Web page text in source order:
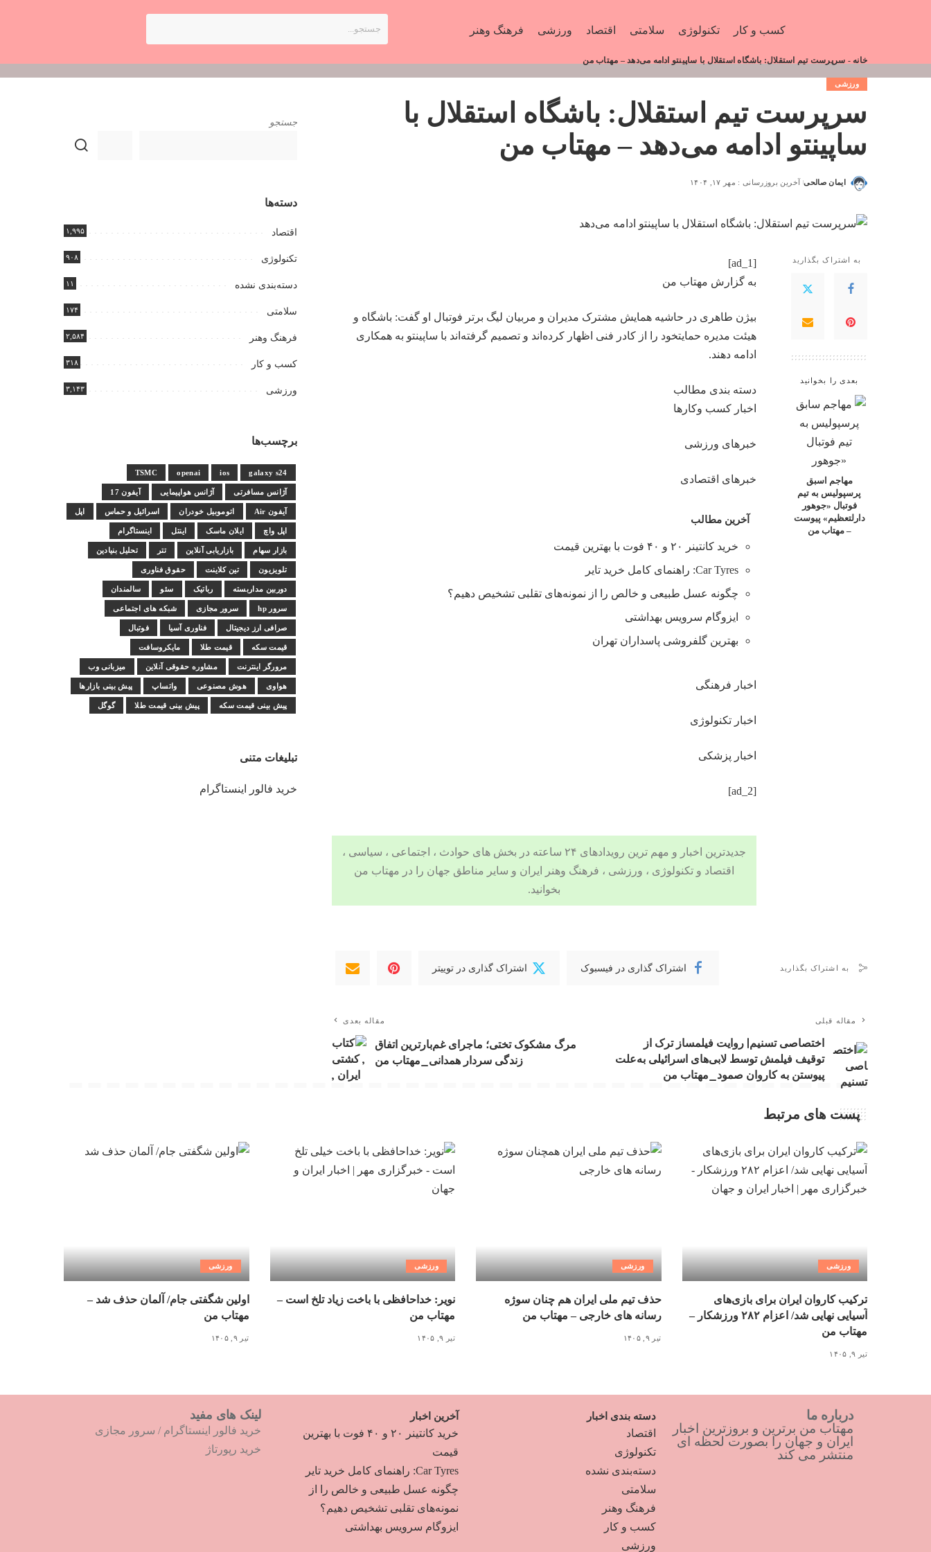
کسب و کار تکنولوژی سلامتی اقتصاد ورزشی فرهنگ وهنر
خانه - سرپرست تیم استقلال: باشگاه استقلال با ساپینتو ادامه می‌دهد – مهتاب من
ورزشی
سرپرست تیم استقلال: باشگاه استقلال با
ساپینتو ادامه می‌دهد – مهتاب من
ایمان صالحی آخرین بروزرسانی : مهر ۱۷, ۱۴۰۴
به اشتراک بگذارید
بعدی را بخوانید
مهاجم اسبق
پرسپولیس به تیم
فوتبال «جوهور
دارلتعظیم» پیوست
– مهتاب من
[ad_1]
به گزارش مهتاب من
بیژن طاهری در حاشیه همایش مشترک مدیران و مربیان لیگ برتر فوتبال او گفت: باشگاه و
هیئت مدیره حمایتخود را از کادر فنی اظهار کرده‌اند و تصمیم گرفته‌اند با ساپینتو به همکاری
ادامه دهند.
دسته بندی مطالب
اخبار کسب وکارها
خبرهای ورزشی
خبرهای اقتصادی
آخرین مطالب
خرید کانتینر ۲۰ و ۴۰ فوت با بهترین قیمت
Car Tyres: راهنمای کامل خرید تایر
چگونه عسل طبیعی و خالص را از نمونه‌های تقلبی تشخیص دهیم؟
ایزوگام سرویس بهداشتی
بهترین گلفروشی پاسداران تهران
اخبار فرهنگی
اخبار تکنولوژی
اخبار پزشکی
[ad_2]
جدیدترین اخبار و مهم ترین رویدادهای ۲۴ ساعته در بخش های حوادث ، اجتماعی ، سیاسی ،
اقتصاد وتکنولوژی ، ورزشی ، فرهنگ وهنر ایران و سایر مناطق جهان را در مهتاب من
بخوانید.
به اشتراک بگذارید اشتراک گذاری در فیسبوک اشتراک گذاری در توییتر
مقاله قبلی
اختصاصی تسنیم| روایت فیلمساز ترک از
توقیف فیلمش توسط لابی‌های اسرائیلی به‌علت
پیوستن به کاروان صمود_مهتاب من
مقاله بعدی
مرگ مشکوک تختی؛ ماجرای غم‌بارترین اتفاق
زندگی سردار همدانی_مهتاب من
جستجو
دسته‌ها
اقتصاد ۱,۹۹۵
تکنولوژی ۹۰۸
دسته‌بندی نشده ۱۱
سلامتی ۱۷۴
فرهنگ وهنر ۲,۵۸۴
کسب و کار ۳۱۸
ورزشی ۳,۱۴۳
برچسب‌ها
galaxy s24
ios
openai
TSMC
آژانس مسافرتی آژانس هواپیمایی آیفون 17
آیفون Air اتوموبیل خودران اسرائیل و حماس اپل
اپل واچ ایلان ماسک اینتل اینستاگرام
بازار سهام بازاریابی آنلاین تتر تحلیل بنیادین
تلویزیون تین کلاینت حقوق فناوری
دوربین مداربسته رباتیک سئو سالمندان
سرور hp سرور مجازی شبکه های اجتماعی
صرافی ارز دیجیتال فناوری آسیا فوتبال
قیمت سکه قیمت طلا مایکروسافت
مرورگر اینترنت مشاوره حقوقی آنلاین میزبانی وب
هواوی هوش مصنوعی واتساپ پیش بینی بازارها
پیش بینی قیمت سکه پیش بینی قیمت طلا گوگل
تبلیغات متنی
خرید فالور اینستاگرام
پست های مرتبط
ورزشی
ترکیب کاروان ایران برای بازی‌های
آسیایی نهایی شد/ اعزام ۲۸۲ ورزشکار –
مهتاب من
تیر ۹, ۱۴۰۵
ورزشی
حذف تیم ملی ایران هم چنان سوژه
رسانه های خارجی – مهتاب من
تیر ۹, ۱۴۰۵
ورزشی
نویر: خداحافظی با باخت زیاد تلخ است –
مهتاب من
تیر ۹, ۱۴۰۵
ورزشی
اولین شگفتی جام/ آلمان حذف شد –
مهتاب من
تیر ۹, ۱۴۰۵
درباره ما
مهتاب من برترین و بروزترین اخبار
ایران و جهان را بصورت لحظه ای
منتشر می کند
دسته بندی اخبار
اقتصاد
تکنولوژی
دسته‌بندی نشده
سلامتی
فرهنگ وهنر
کسب و کار
ورزشی
آخرین اخبار
خرید کانتینر ۲۰ و ۴۰ فوت با بهترین
قیمت
Car Tyres: راهنمای کامل خرید تایر
چگونه عسل طبیعی و خالص را از
نمونه‌های تقلبی تشخیص دهیم؟
ایزوگام سرویس بهداشتی
لینک های مفید
خرید فالور اینستاگرام / سرور مجازی
خرید رپورتاژ